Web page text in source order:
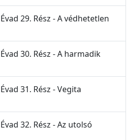
29. Rész - A védhetetlen
30. Rész - A harmadik
31. Rész - Vegita
32. Rész - Az utolsó